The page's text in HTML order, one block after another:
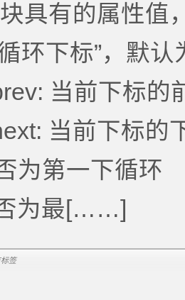
具有的属性值
环下标”，默认
当前下标的
当前下标的
为第一下循环
为最[……]
标签